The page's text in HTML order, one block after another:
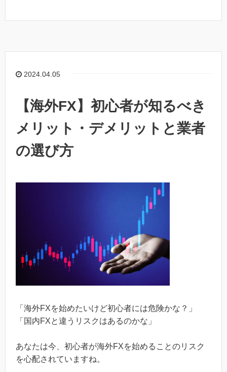
2024.04.05
【海外FX】初心者が知るべき
メリット・デメリットと業者
の選び方
「海外FXを始めたいけど初心者には危険かな？」
「国内FXと違うリスクはあるのかな」
あなたは今、初心者が海外FXを始めることのリスク
を心配されていますね。